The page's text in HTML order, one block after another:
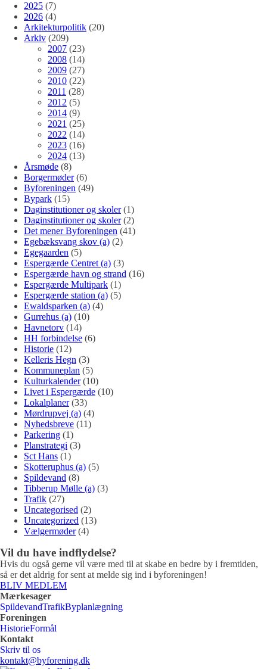
2025 (7)
2026 (4)
Arkitekturpolitik (20)
Arkiv (209)
2007 (23)
2008 (14)
2009 (27)
2010 (22)
2011 (28)
2012 (5)
2014 (9)
2021 (25)
2022 (14)
2023 (16)
2024 (13)
Årsmøde (8)
Borgermøder(6)
Byforeningen (49)
Bypark (15)
Daginstitutioner og skoler(1)
Daginstitutioner og skoler(2)
Det mener Byforeningen (41)
Egebæksvang skov (a) (2)
Egegaarden (5)
Espergærde Centret (a) (3)
Espergærde havn og strand (16)
Espergærde Multipark (1)
Espergærde station (a) (5)
Ewaldsparken (a) (4)
Gurrehus (a) (10)
Havnetorv (14)
HH forbindelse (6)
Historie (12)
Kelleris Hegn (3)
Kommuneplan (5)
Kulturkalender(10)
Livet i Espergærde (10)
Lokalplaner(33)
Mørdrupvej (a) (4)
Nyhedsbreve (11)
Parkering (1)
Planstrategi (3)
Sct Hans (1)
Skotteruphus (a) (5)
Spildevand (8)
Tibberup Mølle (a) (3)
Trafik (27)
Uncategorised (2)
Uncategorized (13)
Vælgermøder(4)
Vil du have indflydelse?
Hvis du også gerne vil være med til at skabe en bedre by i fremtiden,
så er det aldrig for sent at melde sig ind i byforeningen!
BLIV MEDLEM
Mærkesager
SpildevandTrafikByplanlægning
Foreningen
HistorieFormål
Kontakt
Skriv til os
kontakt@byforening.dk